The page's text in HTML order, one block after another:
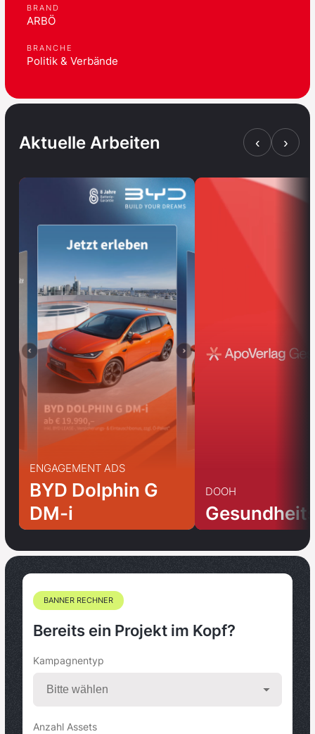
BRAND
ARBÖ
BRANCHE
Politik & Verbände
Aktuelle Arbeiten ‹ ›
ENGAGEMENT ADS
BYD Dolphin G
DM-i
DOOH
BANNER RECHNER
Bereits ein Projekt im Kopf?
Kampagnentyp
Anzahl Assets